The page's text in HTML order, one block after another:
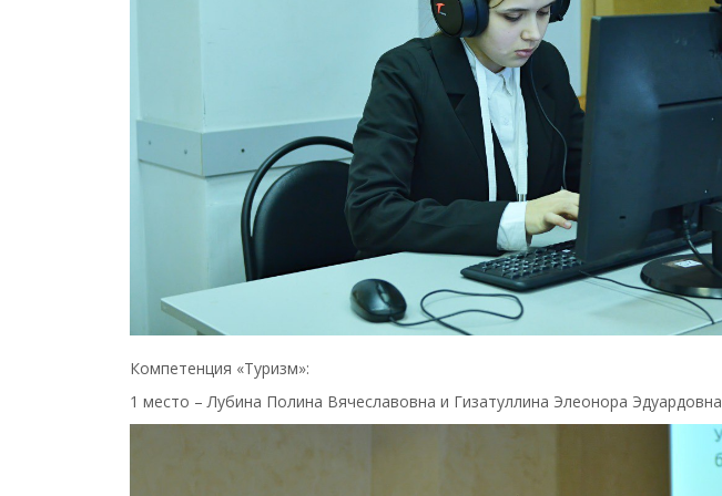
Компетенция «Туризм»:
1 место – Лубина Полина Вячеславовна и Гизатуллина Элеонора Эдуардовна